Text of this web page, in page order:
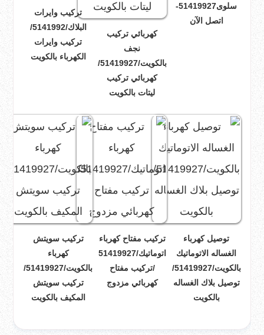
سلوى51419927-
اتصل الآن
كهربائي تركيب
نجف
بالكويت/51419927/
كهربائي تركيب
ليتات بالكويت
تركيب وايرات
البلاك/5141992/
تركيب وايرات
الكهرباء بالكويت
توصيل كهرباء
الغساله الاتوماتيك
بالكويت/51419927/
توصيل بلاك الغساله
بالكويت
تركيب مفتاح كهرباء
اتوماتيك/51419927
/تركيب مفتاح
كهربائي مزدوج
تركيب سويتش
كهرباء
بالكويت/51419927/
تركيب سويتش
المكيف بالكويت